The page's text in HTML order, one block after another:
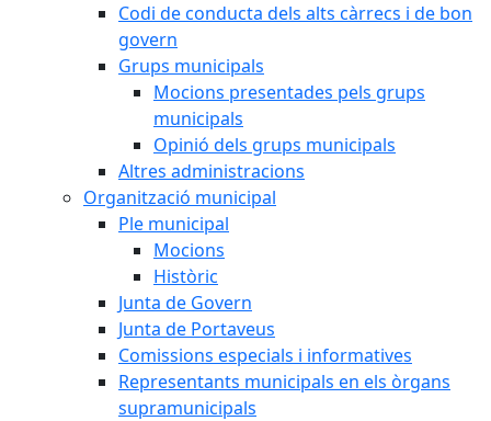
Codi de conducta dels alts càrrecs i de bon
govern
Grups municipals
Mocions presentades pels grups
municipals
Opinió dels grups municipals
Altres administracions
Organització municipal
Ple municipal
Mocions
Històric
Junta de Govern
Junta de Portaveus
Comissions especials i informatives
Representants municipals en els òrgans
supramunicipals